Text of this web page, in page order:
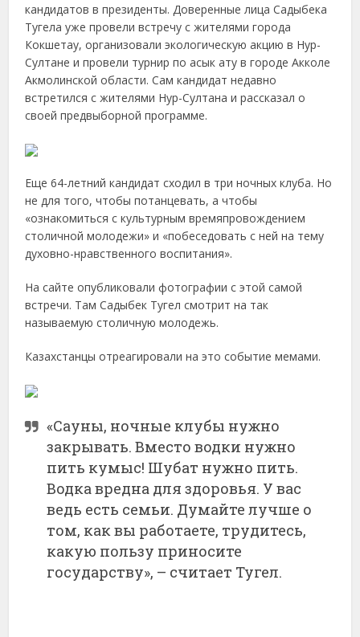
кандидатов в президенты. Доверенные лица Садыбека
Тугела уже провели встречу с жителями города
Кокшетау, организовали экологическую акцию в Нур-
Султане и провели турнир по асык ату в городе Акколе
Акмолинской области. Сам кандидат недавно
встретился с жителями Нур-Султана и рассказал о
своей предвыборной программе.
Еще 64-летний кандидат сходил в три ночных клуба. Но
не для того, чтобы потанцевать, а чтобы
«ознакомиться с культурным времяпровождением
столичной молодежи» и «побеседовать с ней на тему
духовно-нравственного воспитания».
На сайте опубликовали фотографии с этой самой
встречи. Там Садыбек Тугел смотрит на так
называемую столичную молодежь.
Казахстанцы отреагировали на это событие мемами.
«Сауны, ночные клубы нужно
закрывать. Вместо водки нужно
пить кумыс! Шубат нужно пить.
Водка вредна для здоровья. У вас
ведь есть семьи. Думайте лучше о
том, как вы работаете, трудитесь,
какую пользу приносите
государству», – считает Тугел.